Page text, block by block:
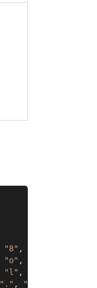
"8" ,
"o" ,
"l" ,
"." , " "